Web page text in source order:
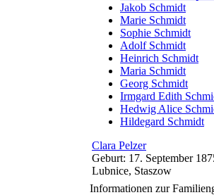
Jakob Schmidt
Marie Schmidt
Sophie Schmidt
Adolf Schmidt
Heinrich Schmidt
Maria Schmidt
Georg Schmidt
Irmgard Edith
Hedwig Alice
Hildegard Schmidt
Clara Pelzer
Geburt: 17. September
Lubnice, Staszow
Informationen zur